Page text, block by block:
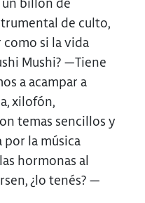
de culto,
como si la vida
Mushi? —Tiene
a acampar a
xilofón,
temas sencillos y
la música
hormonas al
¿lo tenés? —